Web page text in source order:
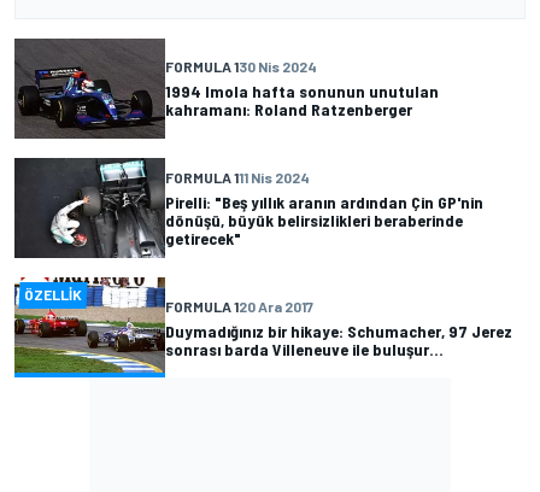
FORMULA 130 Nis 2024
1994 Imola hafta sonunun unutulan
kahramanı: Roland Ratzenberger
FORMULA 111 Nis 2024
Pirelli: "Beş yıllık aranın ardından Çin GP'nin
dönüşü, büyük belirsizlikleri beraberinde
getirecek"
ÖZELLIK
FORMULA 120 Ara 2017
Duymadığınız bir hikaye: Schumacher, 97 Jerez
sonrası barda Villeneuve ile buluşur...